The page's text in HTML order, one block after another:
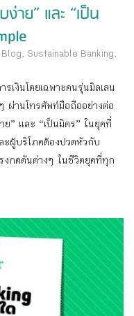
าย” และ “เป็น
Blog, Sustainable Banking,
เงินโดยเฉพาะคนรุ่นมิลเลน
ผ่านโทรศัพท์มือถืออย่างต่อ
ย” และ “เป็นมิตร” ในยุคที่
ผู้บริโภคต้องปวดหัวกับ
งกดดันต่างๆ ในชีวิตยุคที่ทุก